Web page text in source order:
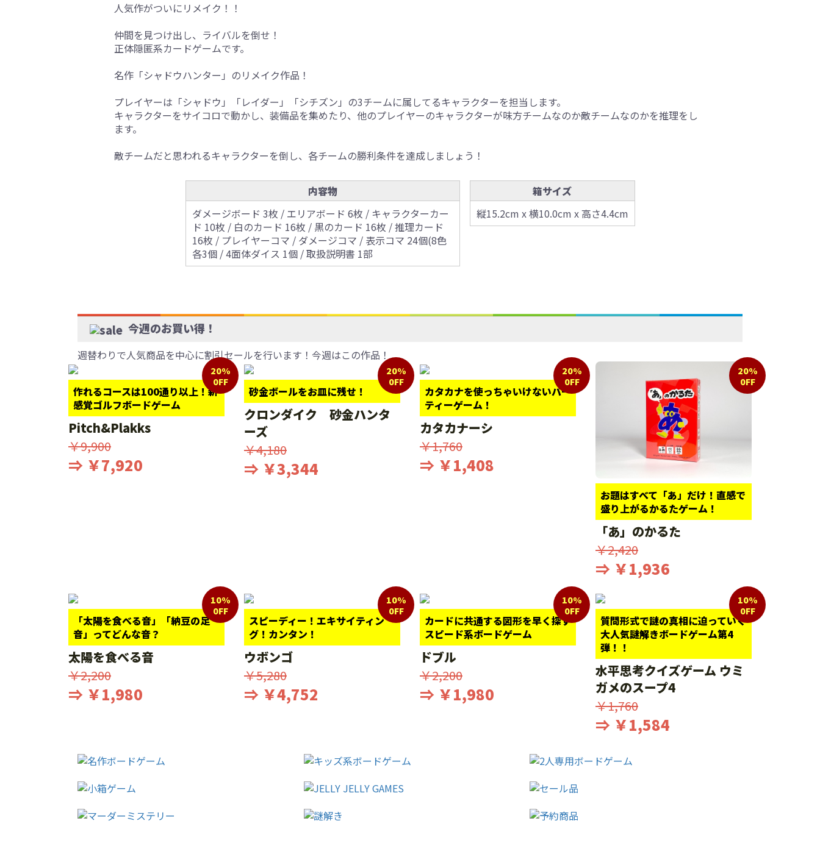
人気作がついにリメイク！！
仲間を見つけ出し、ライバルを倒せ！
正体隠匿系カードゲームです。
名作「シャドウハンター」のリメイク作品！
プレイヤーは「シャドウ」「レイダー」「シチズン」の3チームに属してるキャラクターを担当します。
キャラクターをサイコロで動かし、装備品を集めたり、他のプレイヤーのキャラクターが味方チームなのか敵チームなのかを推理をし
ます。
敵チームだと思われるキャラクターを倒し、各チームの勝利条件を達成しましょう！
内容物
ダメージボード 3枚 / エリアボード 6枚 / キャラクターカー
ド 10枚 / 白のカード 16枚 / 黒のカード 16枚 / 推理カード
16枚 / プレイヤーコマ / ダメージコマ / 表示コマ 24個(8色
各3個 / 4面体ダイス 1個 / 取扱説明書 1部
箱サイズ
縦15.2cm x 横10.0cm x 高さ4.4cm
今週のお買い得！
週替わりで人気商品を中心に割引セールを行います！今週はこの作品！
作れるコースは100通り以上！新
感覚ゴルフボードゲーム
20%
0FF
Pitch&Plakks
￥9,900
⇒ ￥7,920
砂金ボールをお皿に残せ！
20%
0FF
クロンダイク 砂金ハンタ
ーズ
￥4,180
⇒ ￥3,344
カタカナを使っちゃいけないパー
ティーゲーム！
20%
0FF
カタカナーシ
￥1,760
⇒ ￥1,408
お題はすべて「あ」だけ！直感で
盛り上がるかるたゲーム！
20%
0FF
「あ」のかるた
￥2,420
⇒ ￥1,936
「太陽を食べる音」「納豆の足
音」ってどんな音？
10%
0FF
太陽を食べる音
￥2,200
⇒ ￥1,980
スピーディー！エキサイティン
グ！カンタン！
10%
0FF
ウボンゴ
￥5,280
⇒ ￥4,752
カードに共通する図形を早く探す
スピード系ボードゲーム
10%
0FF
ドブル
￥2,200
⇒ ￥1,980
質問形式で謎の真相に迫っていく
大人気謎解きボードゲーム第4
弾！！
10%
0FF
水平思考クイズゲーム ウミ
ガメのスープ4
￥1,760
⇒ ￥1,584